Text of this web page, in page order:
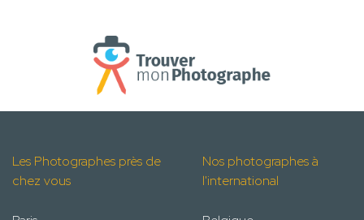
Les Photographes près de
chez vous
Nos photographes à
l'international